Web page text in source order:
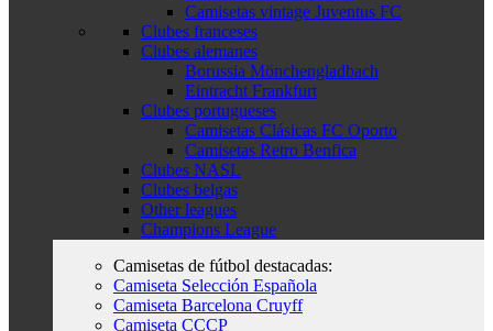
Camisetas vintage Juventus FC
Clubes franceses
Clubes alemanes
Borussia Mönchengladbach
Eintracht Frankfurt
Clubes portugueses
Camisetas Clásicas FC Oporto
Camisetas Retro Benfica
Clubes NASL
Clubes belgas
Other leagues
Champions League
Camisetas de fútbol destacadas:
Camiseta Selección Española
Camiseta Barcelona Cruyff
Camiseta CCCP